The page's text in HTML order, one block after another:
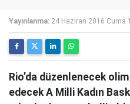
Yayınlanma: 24 Haziran 2016 Cuma
Rio’da düzenlenecek
edecek A Milli Kadın